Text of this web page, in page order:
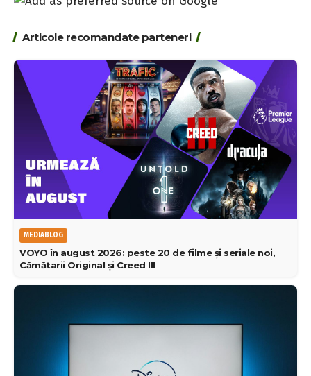
Articole recomandate parteneri
MEDIABLOG
VOYO în august 2026: peste 20 de filme și seriale noi,
Cămătarii Original și Creed III